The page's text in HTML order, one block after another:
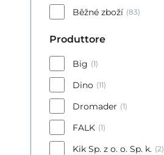
Běžné zboží (83)
Produttore
Big (1)
Dino (11)
Dromader (1)
FALK (1)
Kik Sp. z o. o. Sp. k. (2)